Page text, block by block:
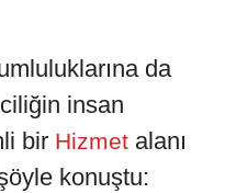
da
insan
bir Hizmet alanı
konuştu: